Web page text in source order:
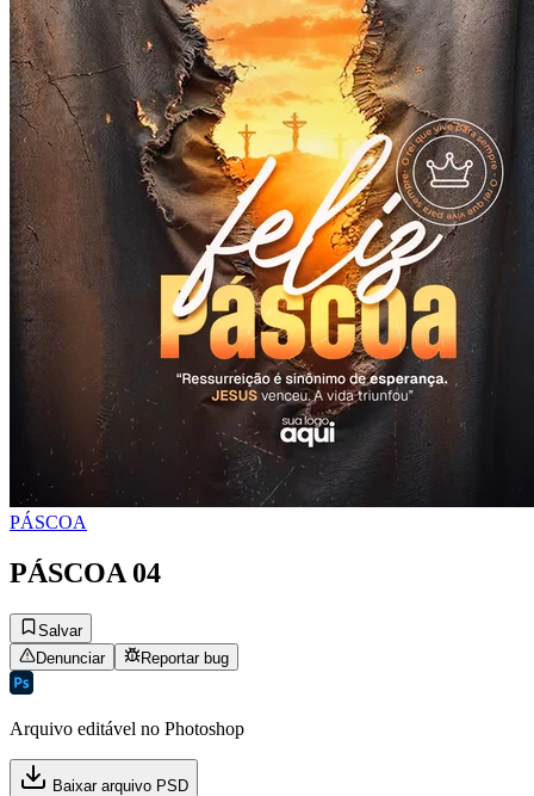
PÁSCOA
PÁSCOA 04
Salvar
Denunciar
Reportar bug
Arquivo editável no Photoshop
Baixar arquivo PSD